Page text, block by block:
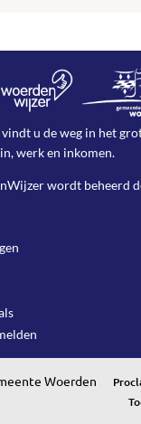
u de weg in het
werk en inkomen.
wordt beheerd